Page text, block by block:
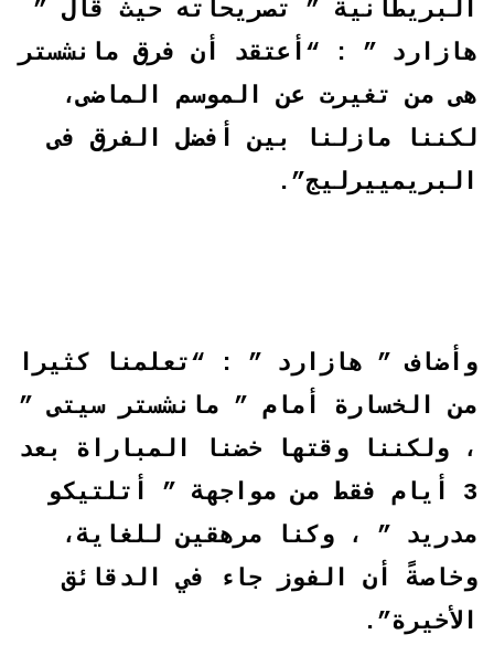
البريطانية ” تصريحاته حيث قال ”
هازارد ” : “أعتقد أن فرق مانشستر
هى من تغيرت عن الموسم الماضى،
لكننا مازلنا بين أفضل الفرق فى
البريمييرليج”.
وأضاف ” هازارد ” : “تعلمنا كثيرا
من الخسارة أمام ” مانشستر سيتى ”
، ولكننا وقتها خضنا المباراة بعد
3 أيام فقط من مواجهة ” أتلتيكو
مدريد ” ، وكنا مرهقين للغاية،
وخاصةً أن الفوز جاء في الدقائق
الأخيرة”.